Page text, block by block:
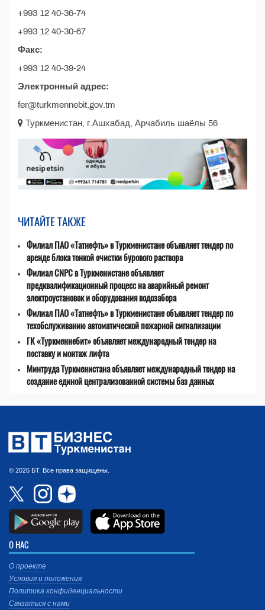
+993 12 40-36-74
+993 12 40-30-67
Факс:
+993 12 40-39-24
Электронный адрес:
fer@turkmennebit.gov.tm
Туркменистан, г.Ашхабад, Арчабиль шаёлы 56
ЧИТАЙТЕ ТАКЖЕ
Филиал ПАО «Татнефть» в Туркменистане объявляет тендер по
аренде блока тонкой очистки бурового раствора
Филиал CNPC в Туркменистане объявляет
предквалификационный процесс на аварийный ремонт
электроустановок и оборудования водозабора
Филиал ПАО «Татнефть» в Туркменистане объявляет тендер по
техобслуживанию автоматической пожарной сигнализации
ГК «Туркменнебит» объявляет международный тендер на
поставку и монтаж лифта
Минтруда Туркменистана объявляет международный тендер на
создание единой централизованной системы баз данных
© 2026 БТ. Все права защищены.
О НАС
О проекте
Условия и положения
Политика конфиденциальности
Связаться с нами